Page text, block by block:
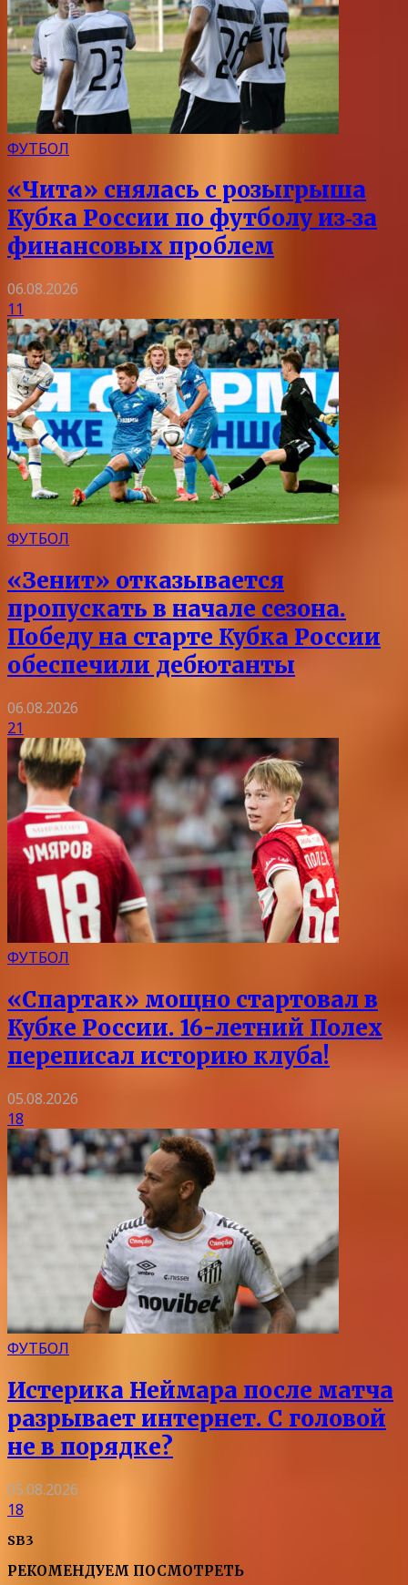
ФУТБОЛ
«Чита» снялась с розыгрыша
Кубка России по футболу из‑за
финансовых проблем
06.08.2026
11
ФУТБОЛ
«Зенит» отказывается
пропускать в начале сезона.
Победу на старте Кубка России
обеспечили дебютанты
06.08.2026
21
ФУТБОЛ
«Спартак» мощно стартовал в
Кубке России. 16-летний Полех
переписал историю клуба!
05.08.2026
18
ФУТБОЛ
Истерика Неймара после матча
разрывает интернет. С головой
не в порядке?
05.08.2026
18
SB3
РЕКОМЕНДУЕМ ПОСМОТРЕТЬ